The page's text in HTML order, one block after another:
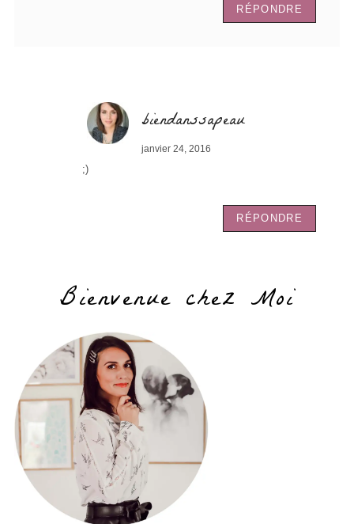
RÉPONDRE
biendanssapeau
janvier 24, 2016
;)
RÉPONDRE
Bienvenue chez Moi